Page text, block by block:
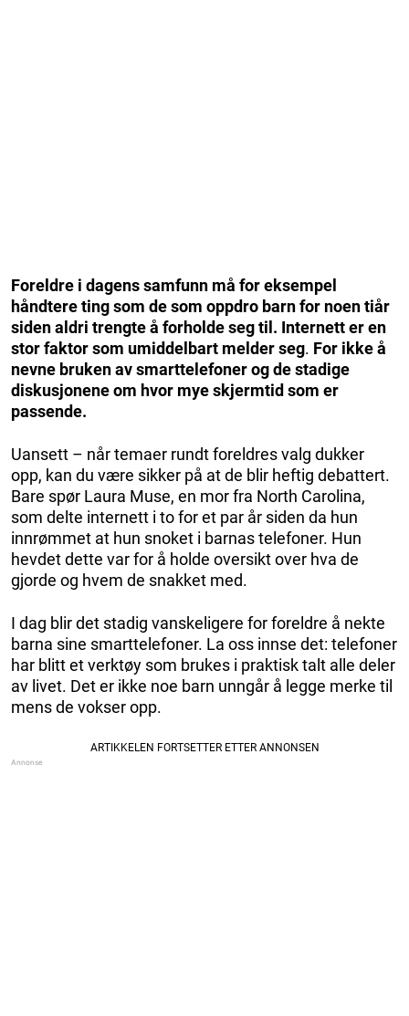
Foreldre i dagens samfunn må for eksempel
håndtere ting som de som oppdro barn for noen tiår
siden aldri trengte å forholde seg til. Internett er en
stor faktor som umiddelbart melder seg. For ikke å
nevne bruken av smarttelefoner og de stadige
diskusjonene om hvor mye skjermtid som er
passende.
Uansett – når temaer rundt foreldres valg dukker
opp, kan du være sikker på at de blir heftig debattert.
Bare spør Laura Muse, en mor fra North Carolina,
som delte internett i to for et par år siden da hun
innrømmet at hun snoket i barnas telefoner. Hun
hevdet dette var for å holde oversikt over hva de
gjorde og hvem de snakket med.
I dag blir det stadig vanskeligere for foreldre å nekte
barna sine smarttelefoner. La oss innse det: telefoner
har blitt et verktøy som brukes i praktisk talt alle deler
av livet. Det er ikke noe barn unngår å legge merke til
mens de vokser opp.